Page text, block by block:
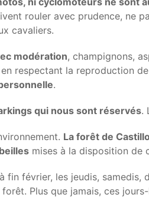
rouler avec prudence, ne
cavaliers.
modération, champignons,
en respectant la reproduction de
.
qui nous sont réservés.
La forêt de
mises à la disposition de
fin février, les jeudis, samedis,
Plus que jamais, ces